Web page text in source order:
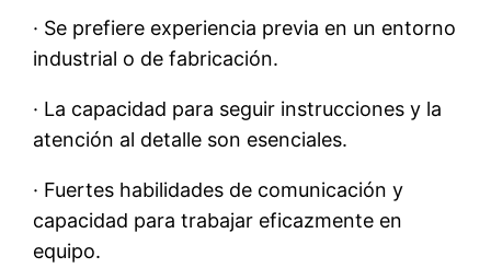
· Se prefiere experiencia previa en un entorno
industrial o de fabricación.
· La capacidad para seguir instrucciones y la
atención al detalle son esenciales.
· Fuertes habilidades de comunicación y
capacidad para trabajar eficazmente en
equipo.